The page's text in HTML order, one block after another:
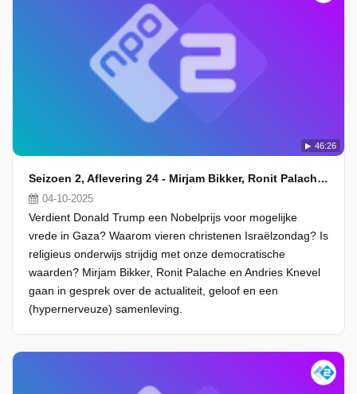
46:26
Seizoen 2, Aflevering 24 - Mirjam Bikker, Ronit Palache en Andries Knevel
04-10-2025
Verdient Donald Trump een Nobelprijs voor mogelijke
vrede in Gaza? Waarom vieren christenen Israëlzondag? Is
religieus onderwijs strijdig met onze democratische
waarden? Mirjam Bikker, Ronit Palache en Andries Knevel
gaan in gesprek over de actualiteit, geloof en een
(hypernerveuze) samenleving.